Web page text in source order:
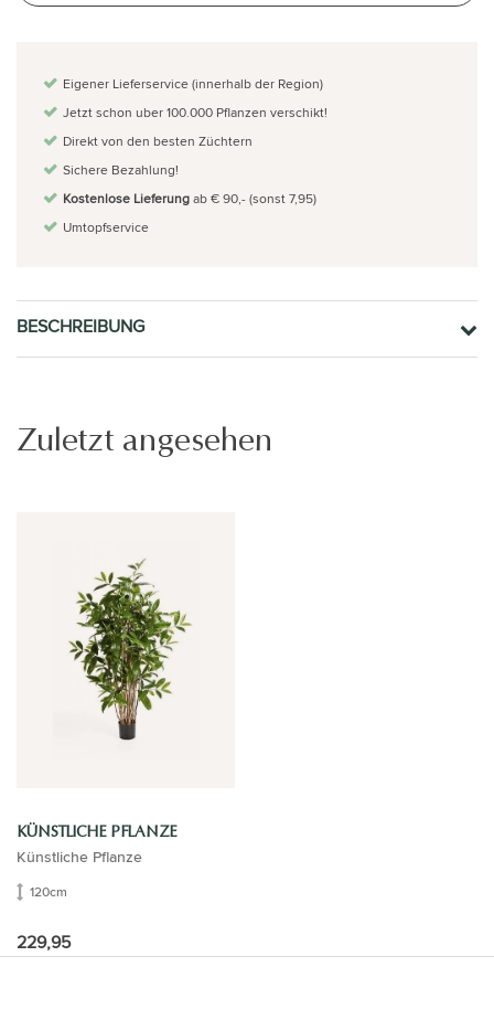
Eigener Lieferservice (innerhalb der Region)
Jetzt schon uber 100.000 Pflanzen verschikt!
Direkt von den besten Züchtern
Sichere Bezahlung!
Kostenlose Lieferungab € 90,- (sonst 7,95)
Umtopfservice
BESCHREIBUNG
Zuletzt angesehen
KÜNSTLICHE PFLANZE
Künstliche Pflanze
120cm
229,95